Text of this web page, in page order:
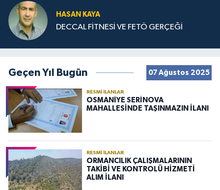
HASAN KAYA
DECCAL FİTNESİ VE FETÖ GERÇEĞİ
Geçen Yıl Bugün 07 Ağustos 2025
RESMI İLANLAR
OSMANİYE SERİNOVA
MAHALLESİNDE TAŞINMAZIN İLANI
RESMI İLANLAR
ORMANCILIK ÇALIŞMALARININ
TAKİBİ VE KONTROLÜ HİZMETİ
ALIM İLANI